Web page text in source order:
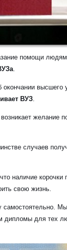
помощи
.
высшего
ВУЗ.
желание
случаев
наличие корочки
свою жизнь.
дипломы для тех